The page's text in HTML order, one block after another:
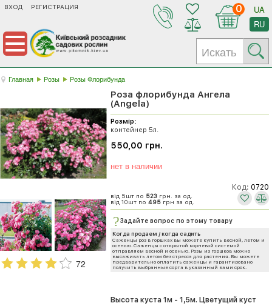
ВХОД РЕГИСТРАЦИЯ
UA
RU
0
Главная Розы Розы Флорибунда
72
Роза флорибунда Ангела
(Angela)
550,00 грн.
Розмір:
контейнер 5л.
нет в наличии
Код: 0720
від 5шт по 523 грн. за од.
від 10шт по 495 грн за од.
Задайте вопрос по этому товару
Когда продаем / когда садить
Саженцы роз в горшках вы можете купить весной, летом и
осенью. Саженцы с открытой корневой системой
отправляем весной и осенью. Розы из горшков можно
высаживать летом без стресса для растения. Вы можете
предварительно оплатить саженцы и гарантировано
получить выбранные сорта в указанный вами срок.
Высота куста 1м - 1,5м. Цветущий куст